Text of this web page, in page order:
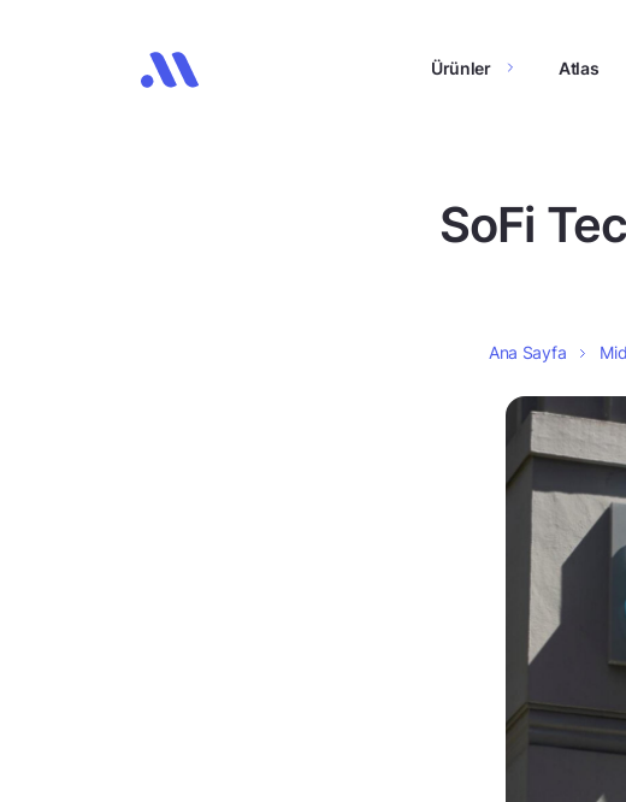
Ürünler Atlas
SoFi
Ana Sayfa